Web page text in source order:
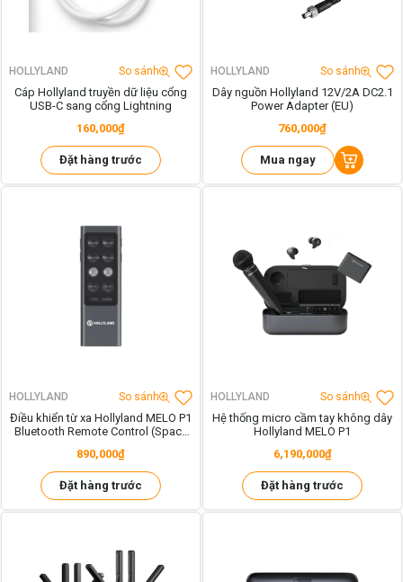
HOLLYLAND So sánh
Cáp Hollyland truyền dữ liệu cổng
USB-C sang cổng Lightning
160,000₫
Đặt hàng trước
HOLLYLAND So sánh
Dây nguồn Hollyland 12V/2A DC2.1
Power Adapter (EU)
760,000₫
Mua ngay
HOLLYLAND So sánh
Điều khiển từ xa Hollyland MELO P1
Bluetooth Remote Control (Space
890,000₫
Đặt hàng trước
HOLLYLAND So sánh
Hệ thống micro cầm tay không dây
Hollyland MELO P1
6,190,000₫
Đặt hàng trước